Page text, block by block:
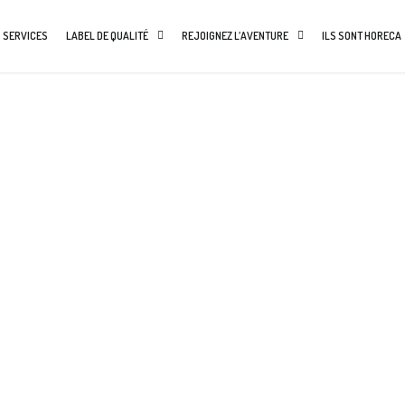
SERVICES LABEL DE QUALITÉ REJOIGNEZ L’AVENTURE ILS SONT HORECA